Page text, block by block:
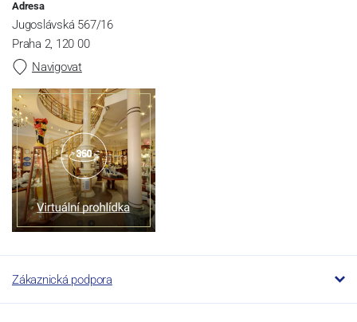
Adresa
Jugoslávská 567/16
Praha 2, 120 00
Navigovat
Zákaznická podpora